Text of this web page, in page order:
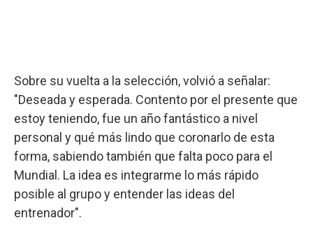
Sobre su vuelta a la selección, volvió a señalar:
"Deseada y esperada. Contento por el presente que
estoy teniendo, fue un año fantástico a nivel
personal y qué más lindo que coronarlo de esta
forma, sabiendo también que falta poco para el
Mundial. La idea es integrarme lo más rápido
posible al grupo y entender las ideas del
entrenador".